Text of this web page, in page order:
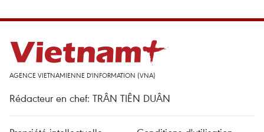
AGENCE VIETNAMIENNE D'INFORMATION (VNA)
Rédacteur en chef: TRÂN TIÊN DUÂN